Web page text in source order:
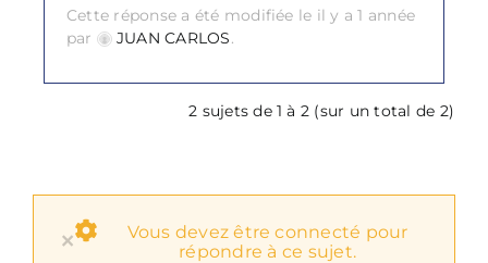
Cette réponse a été modifiée le il y a 1 année
par
JUAN CARLOS.
2 sujets de 1 à 2 (sur un total de 2)
×
Vous devez être connecté pour
répondre à ce sujet.